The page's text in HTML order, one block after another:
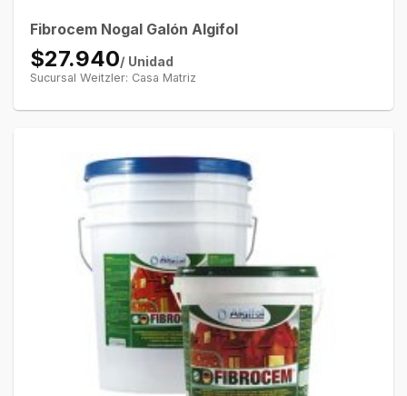
Fibrocem Nogal Galón Algifol
$27.940/ Unidad
Sucursal Weitzler: Casa Matriz